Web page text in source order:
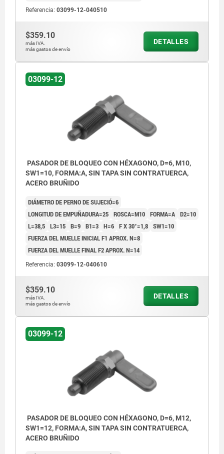
Referencia: 03099-12-040510
$359.10
más IVA.
más gastos de envío
DETALLES
03099-12
PASADOR DE BLOQUEO CON HÉXAGONO, D=6, M10,
SW1=10, FORMA:A, SIN TAPA SIN CONTRATUERCA,
ACERO BRUÑIDO
DIÁMETRO DE PERNO DE SUJECIÓ=6
LONGITUD DE EMPUÑADURA=25 ROSCA=M10 FORMA=A D2=10
L=38,5 L3=15 B=9 B1=3 H=6 F X 30°=1,8 SW1=10
FUERZA DEL MUELLE INICIAL F1 APROX. N=8
FUERZA DEL MUELLE FINAL F2 APROX. N=14
Referencia: 03099-12-040610
$359.10
más IVA.
más gastos de envío
DETALLES
03099-12
PASADOR DE BLOQUEO CON HÉXAGONO, D=6, M12,
SW1=12, FORMA:A, SIN TAPA SIN CONTRATUERCA,
ACERO BRUÑIDO